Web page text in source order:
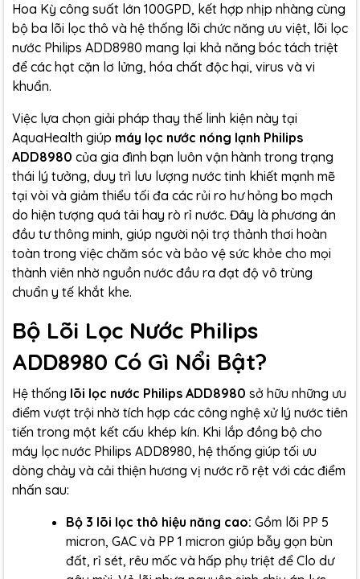
Hoa Kỳ công suất lớn 100GPD, kết hợp nhịp nhàng cùng
bộ ba lõi lọc thô và hệ thống lõi chức năng ưu việt, lõi lọc
nước Philips ADD8980 mang lại khả năng bóc tách triệt
để các hạt cặn lơ lửng, hóa chất độc hại, virus và vi
khuẩn.
Việc lựa chọn giải pháp thay thế linh kiện này tại
AquaHealth giúp máy lọc nước nóng lạnh Philips
ADD8980 của gia đình bạn luôn vận hành trong trạng
thái lý tưởng, duy trì lưu lượng nước tinh khiết mạnh mẽ
tại vòi và giảm thiểu tối đa các rủi ro hư hỏng bo mạch
do hiện tượng quá tải hay rò rỉ nước. Đây là phương án
đầu tư thông minh, giúp người nội trợ thảnh thơi hoàn
toàn trong việc chăm sóc và bảo vệ sức khỏe cho mọi
thành viên nhờ nguồn nước đầu ra đạt độ vô trùng
chuẩn y tế khắt khe.
Bộ Lõi Lọc Nước Philips
ADD8980 Có Gì Nổi Bật?
Hệ thống lõi lọc nước Philips ADD8980 sở hữu những ưu
điểm vượt trội nhờ tích hợp các công nghệ xử lý nước tiên
tiến trong một kết cấu khép kín. Khi lắp đồng bộ cho
máy lọc nước Philips ADD8980, hệ thống giúp tối ưu
dòng chảy và cải thiện hương vị nước rõ rệt với các điểm
nhấn sau:
Bộ 3 lõi lọc thô hiệu năng cao: Gồm lõi PP 5
micron, GAC và PP 1 micron giúp bẫy gọn bùn
đất, rỉ sét, rêu mốc và hấp phụ triệt để Clo dư